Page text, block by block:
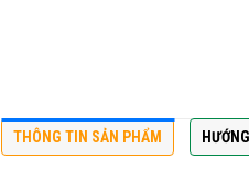
THÔNG TIN SẢN PHẨM